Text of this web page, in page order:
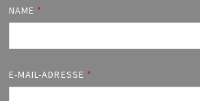
NAME *
E-MAIL-ADRESSE *